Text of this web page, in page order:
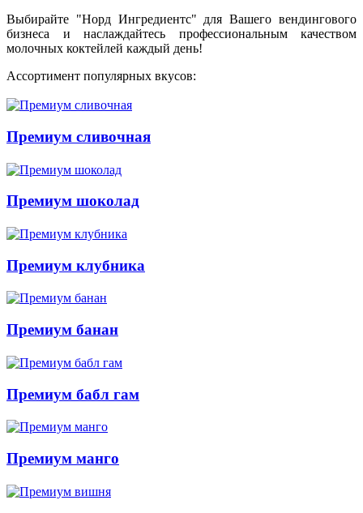
Выбирайте "Норд Ингредиентс" для Вашего вендингового
бизнеса и наслаждайтесь профессиональным качеством
молочных коктейлей каждый день!
Ассортимент популярных вкусов:
Премиум сливочная
Премиум шоколад
Премиум клубника
Премиум банан
Премиум бабл гам
Премиум манго